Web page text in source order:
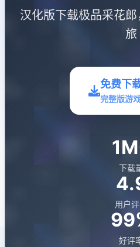
汉化版下载极品采花
旅
免费下
完整版游
下载
用户
好评